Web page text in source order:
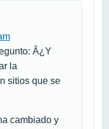
Â¿Y
la
sitios que se
cambiado y